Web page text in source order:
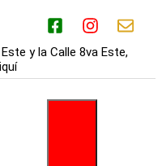
y la Calle 8va Este,